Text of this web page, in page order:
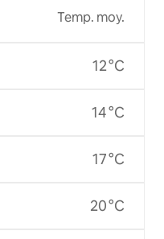
Temp. moy.
12 °C
14 °C
17 °C
20 °C